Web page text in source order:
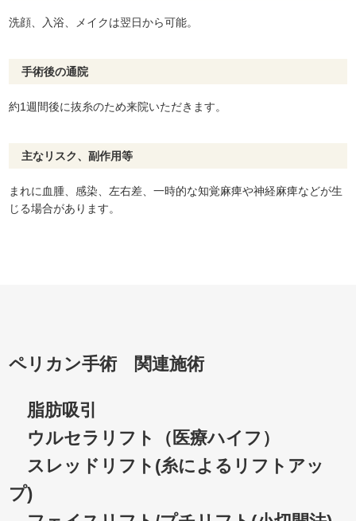
洗顔、入浴、メイクは翌日から可能。
手術後の通院
約1週間後に抜糸のため来院いただきます。
主なリスク、副作用等
まれに血腫、感染、左右差、一時的な知覚麻痺や神経麻痺などが生
じる場合があります。
ペリカン手術 関連施術
脂肪吸引
ウルセラリフト（医療ハイフ）
スレッドリフト(糸によるリフトアッ
プ)